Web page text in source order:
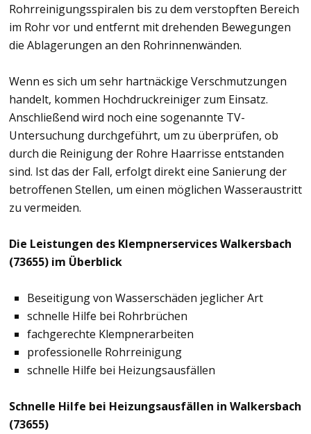
Rohrreinigungsspiralen bis zu dem verstopften Bereich
im Rohr vor und entfernt mit drehenden Bewegungen
die Ablagerungen an den Rohrinnenwänden.
Wenn es sich um sehr hartnäckige Verschmutzungen
handelt, kommen Hochdruckreiniger zum Einsatz.
Anschließend wird noch eine sogenannte TV-
Untersuchung durchgeführt, um zu überprüfen, ob
durch die Reinigung der Rohre Haarrisse entstanden
sind. Ist das der Fall, erfolgt direkt eine Sanierung der
betroffenen Stellen, um einen möglichen Wasseraustritt
zu vermeiden.
Die Leistungen des Klempnerservices Walkersbach
(73655) im Überblick
Beseitigung von Wasserschäden jeglicher Art
schnelle Hilfe bei Rohrbrüchen
fachgerechte Klempnerarbeiten
professionelle Rohrreinigung
schnelle Hilfe bei Heizungsausfällen
Schnelle Hilfe bei Heizungsausfällen in Walkersbach
(73655)